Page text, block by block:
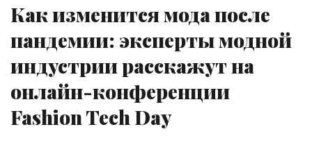
Как изменится мода после
пандемии: эксперты модной
индустрии расскажут на
онлайн-конференции
Fashion Tech Day